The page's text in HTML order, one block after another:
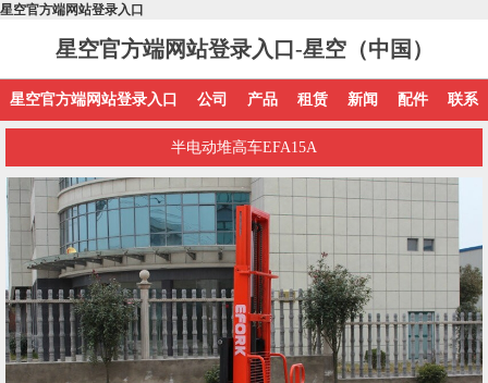
星空官方端网站登录入口
星空官方端网站登录入口-星空（中国）
星空官方端网站登录入口 公司 产品 租赁 新闻 配件 联系
半电动堆高车EFA15A